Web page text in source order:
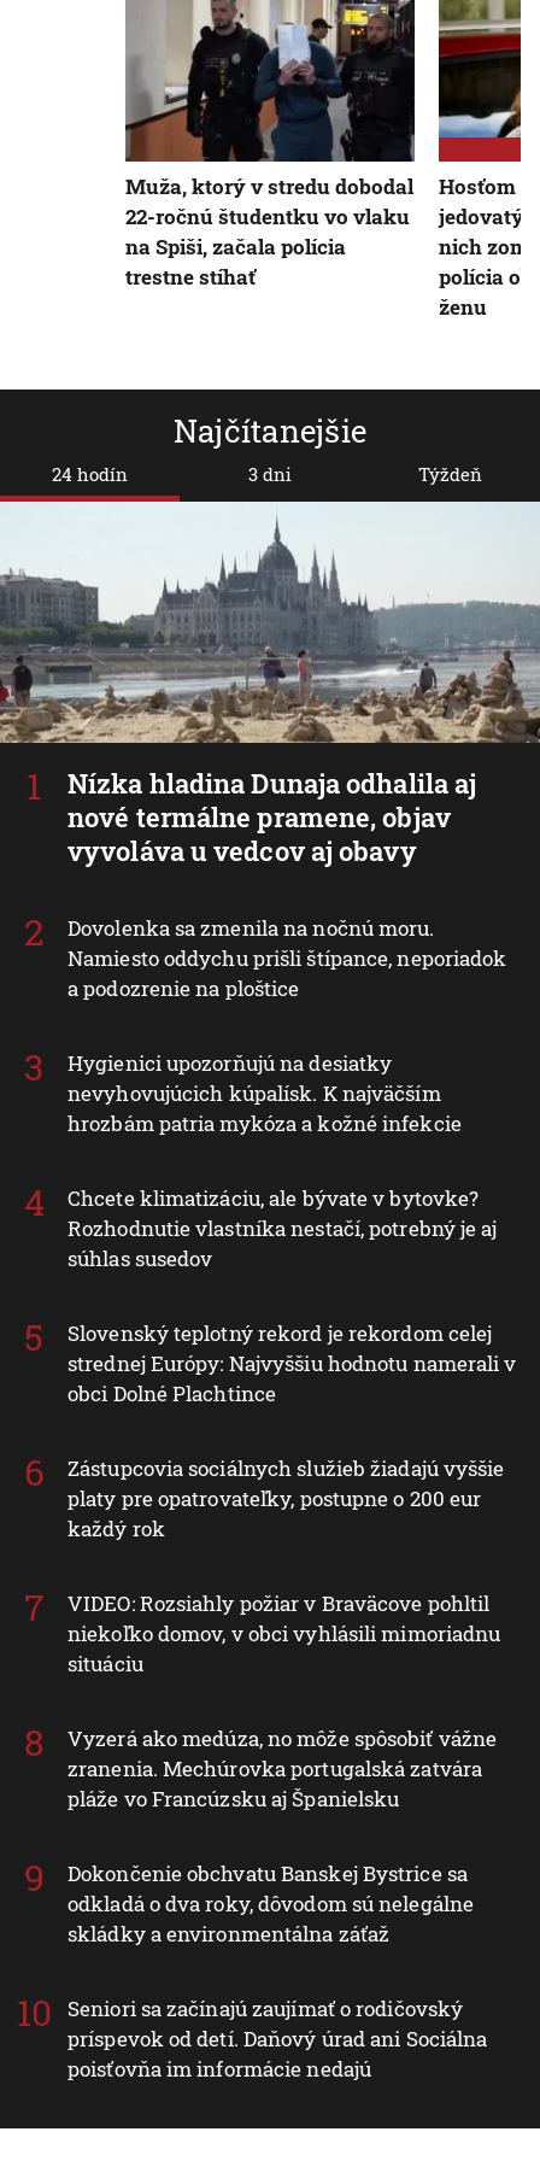
Najčítanejšie
24 hodín
Nízka hladina Dunaja odhalila aj
nové termálne pramene, objav
vyvoláva u vedcov aj obavy
Dovolenka sa zmenila na nočnú moru.
Namiesto oddychu prišli štípance, neporiadok
a podozrenie na ploštice
Hygienici upozorňujú na desiatky
nevyhovujúcich kúpalísk. K najväčším
hrozbám patria mykóza a kožné infekcie
Chcete klimatizáciu, ale bývate v bytovke?
Rozhodnutie vlastníka nestačí, potrebný je aj
súhlas susedov
Slovenský teplotný rekord je rekordom celej
strednej Európy: Najvyššiu hodnotu namerali v
obci Dolné Plachtince
Zástupcovia sociálnych služieb žiadajú vyššie
platy pre opatrovateľky, postupne o 200 eur
každý rok
VIDEO: Rozsiahly požiar v Braväcove pohltil
niekoľko domov, v obci vyhlásili mimoriadnu
situáciu
Vyzerá ako medúza, no môže spôsobiť vážne
zranenia. Mechúrovka portugalská zatvára
pláže vo Francúzsku aj Španielsku
Dokončenie obchvatu Banskej Bystrice sa
odkladá o dva roky, dôvodom sú nelegálne
skládky a environmentálna záťaž
Seniori sa začínajú zaujímať o rodičovský
príspevok od detí. Daňový úrad ani Sociálna
poisťovňa im informácie nedajú
3 dni Týždeň
Muža, ktorý v stredu dobodal
22-ročnú študentku vo vlaku
na Spiši, začala polícia
trestne stíhať
Hosťom
nich
polícia
ženu